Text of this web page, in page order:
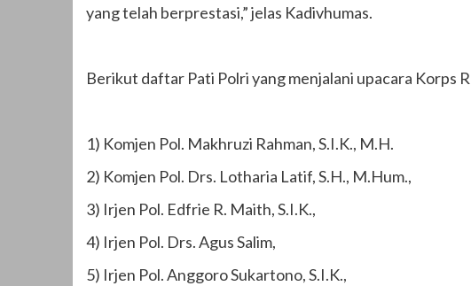
yang telah berprestasi,” jelas Kadivhumas.
Berikut daftar Pati Polri yang menjalani upacara Korps
1) Komjen Pol. Makhruzi Rahman, S.I.K., M.H.
2) Komjen Pol. Drs. Lotharia Latif, S.H., M.Hum.,
3) Irjen Pol. Edfrie R. Maith, S.I.K.,
4) Irjen Pol. Drs. Agus Salim,
5) Irjen Pol. Anggoro Sukartono, S.I.K.,